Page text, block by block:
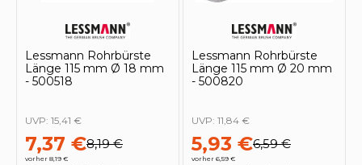
Lessmann Rohrbürste
Länge 115 mm Ø 18 mm
- 500518
7,37 €8,19 €
vorher 8,19 €
UVP: 15,41 €
Lessmann Rohrbürste
Länge 115 mm Ø 20 mm
- 500820
5,93 €6,59 €
vorher 6,59 €
UVP: 11,84 €